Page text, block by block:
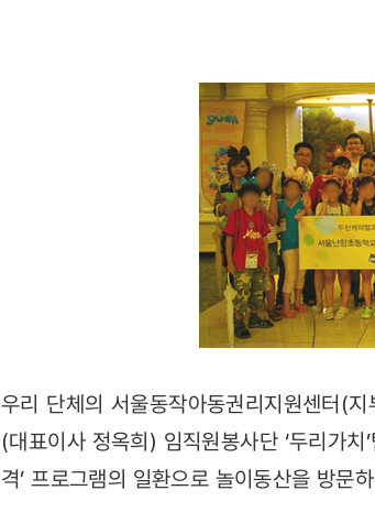
우리 단체의 서울동작아동권리지원센터(
(대표이사 정옥희) 임직원봉사단 ‘두리가
격’ 프로그램의 일환으로 놀이동산을 방문